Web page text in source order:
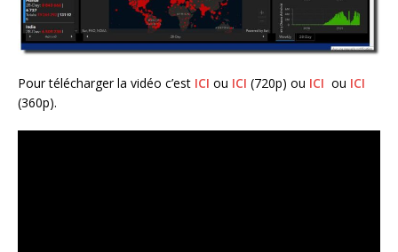
Pour télécharger la vidéo c’est ICI ou ICI (720p) ou ICI ou ICI
(360p).